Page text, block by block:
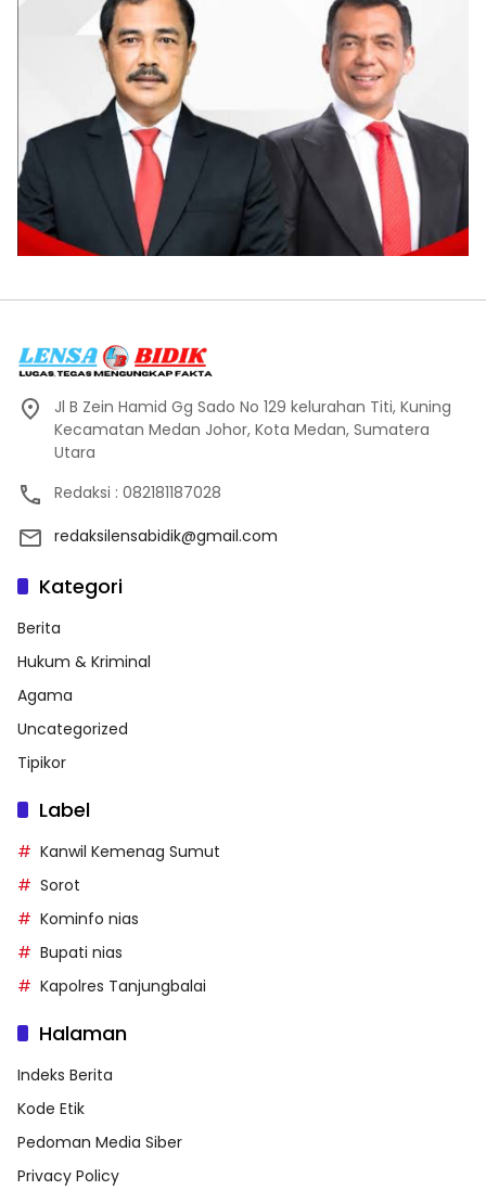
Jl B Zein Hamid Gg Sado No 129 kelurahan Titi, Kuning
Kecamatan Medan Johor, Kota Medan, Sumatera
Utara
Redaksi : 082181187028
redaksilensabidik@gmail.com
Kategori
Berita
Hukum & Kriminal
Agama
Uncategorized
Tipikor
Label
Kanwil Kemenag Sumut
Sorot
Kominfo nias
Bupati nias
Kapolres Tanjungbalai
Halaman
Indeks Berita
Kode Etik
Pedoman Media Siber
Privacy Policy